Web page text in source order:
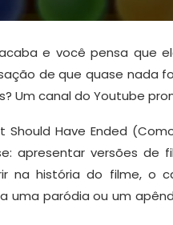
e você pensa que
de que quase nada
Um canal do Youtube
Should Have Ended
apresentar versões
na história do filme, o
uma paródia ou um